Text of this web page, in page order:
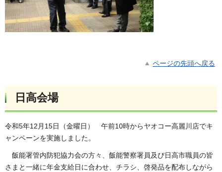
ページの先頭へ戻る
日高会場
令和5年12月15日（金曜日）
午前10時からヤオコー高麗川店でキ
ャンペーンを実施しました。
飯能署管内防犯協力会の方々、飯能警察署員及び日高市職員の皆
さまと一緒に年金支給日に合わせ、チラシ、啓発品を配布しながら